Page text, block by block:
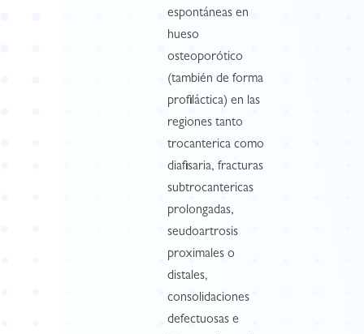
espontáneas en
hueso
osteoporótico
(también de forma
profiláctica) en las
regiones tanto
trocanterica como
diafisaria, fracturas
subtrocantericas
prolongadas,
seudoartrosis
proximales o
distales,
consolidaciones
defectuosas e